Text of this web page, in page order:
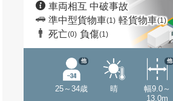
車両相互 中破事故
準中型貨物車(1) 軽貨物車(1)
死亡(0) 負傷(1)
25～34歳
他
晴
幅9.0～
13.0m
他